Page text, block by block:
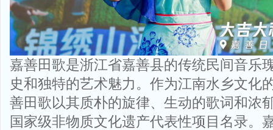
嘉善田歌是浙江省嘉善县的传统民间音乐
史和独特的艺术魅力。作为江南水乡文化
善田歌以其质朴的旋律、生动的歌词和浓
国家级非物质文化遗产代表性项目名录。